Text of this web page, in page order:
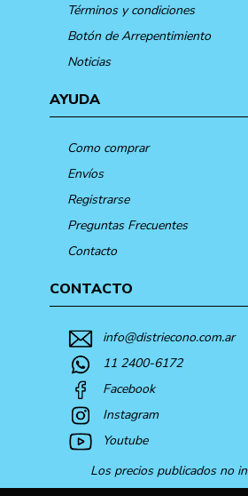
Términos y condiciones
Botón de Arrepentimiento
Noticias
AYUDA
Como comprar
Envíos
Registrarse
Preguntas Frecuentes
Contacto
CONTACTO
info@distriecono.com.ar
11 2400-6172
Facebook
Instagram
Youtube
Los precios publicados no